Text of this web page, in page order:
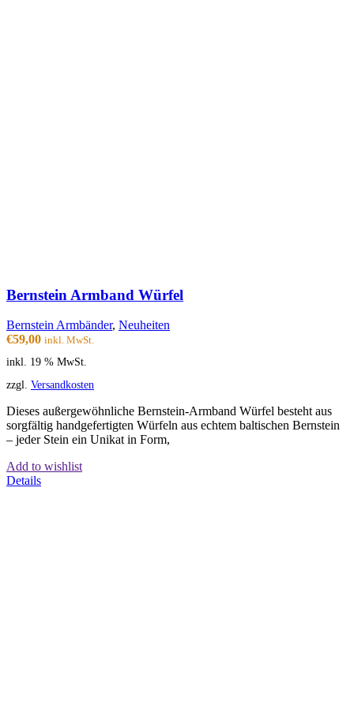
Bernstein Armband Würfel
Bernstein Armbänder, Neuheiten
€59,00 inkl. MwSt.
inkl. 19 % MwSt.
zzgl. Versandkosten
Dieses außergewöhnliche Bernstein-Armband Würfel besteht aus
sorgfältig handgefertigten Würfeln aus echtem baltischen Bernstein
– jeder Stein ein Unikat in Form,
Add to wishlist
Details